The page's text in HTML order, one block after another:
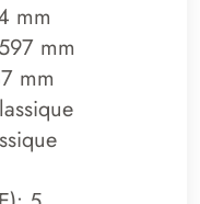
mm
mm
mm